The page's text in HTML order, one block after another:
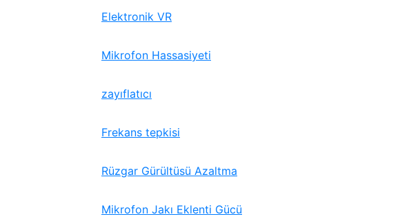
Elektronik VR
Mikrofon Hassasiyeti
zayıflatıcı
Frekans tepkisi
Rüzgar Gürültüsü Azaltma
Mikrofon Jakı Eklenti Gücü